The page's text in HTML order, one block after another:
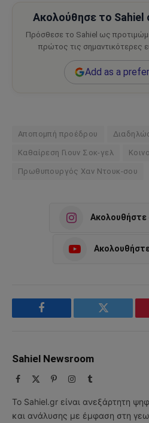
Ακολούθησε το Sahiel
Πρόσθεσε το Sahiel ως
πρώτος τις σημαντικότερες
Add as a
Αποπομπή προέδρου
Καθαίρεση Γιουν Σοκ-γελ
Πρωθυπουργός Χαν Ντουκ-σου
Ακολουθήστε
Facebook Twitter
Sahiel Newsroom
Facebook PinterestInstagram
Tumblr
Το Sahiel.gr είναι ανεξάρτητη
και ανάλυσης με έμφαση στη